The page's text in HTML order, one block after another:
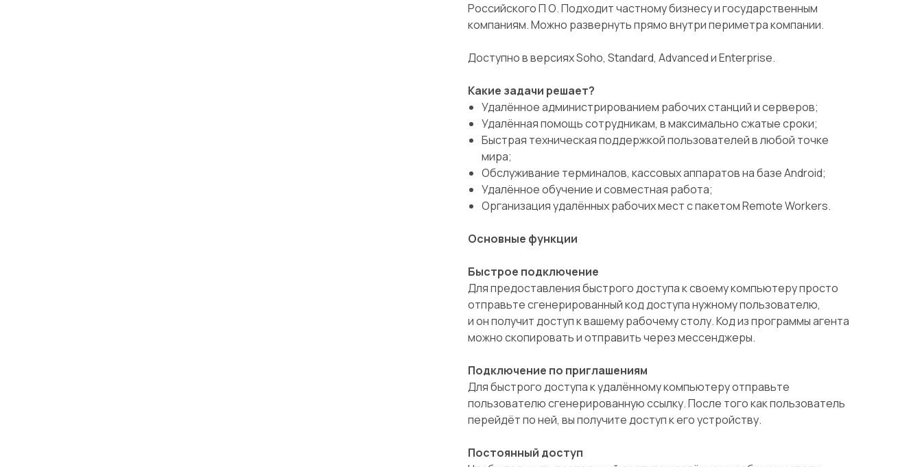
Российского П О. Подходит частному бизнесу и государственным
компаниям. Можно развернуть прямо внутри периметра компании.
Доступно в версиях Soho, Standard, Advanced и Enterprise.
Какие задачи решает?
Удалённое администрированием рабочих станций и серверов;
Удалённая помощь сотрудникам, в максимально сжатые сроки;
Быстрая техническая поддержкой пользователей в любой точке
мира;
Обслуживание терминалов, кассовых аппаратов на базе Android;
Удалённое обучение и совместная работа;
Организация удалённых рабочих мест с пакетом Remote Workers.
Основные функции
Быстрое подключение
Для предоставления быстрого доступа к своему компьютеру просто
отправьте сгенерированный код доступа нужному пользователю,
и он получит доступ к вашему рабочему столу. Код из программы агента
можно скопировать и отправить через мессенджеры.
Подключение по приглашениям
Для быстрого доступа к удалённому компьютеру отправьте
пользователю сгенерированную ссылку. После того как пользователь
перейдёт по ней, вы получите доступ к его устройству.
Постоянный доступ